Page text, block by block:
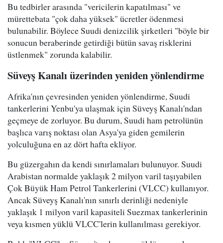
Bu tedbirler arasında "vericilerin kapatılması" ve
mürettebata "çok daha yüksek" ücretler ödenmesi
bulunabilir. Böylece Suudi denizcilik şirketleri "böyle bir
sonucun beraberinde getirdiği bütün savaş risklerini
üstlenmek" zorunda kalabilir.
Süveyş Kanalı üzerinden yeniden yönlendirme
Afrika'nın çevresinden yeniden yönlendirme, Suudi
tankerlerini Yenbu'ya ulaşmak için Süveyş Kanalı'ndan
geçmeye de zorluyor. Bu durum, Suudi ham petrolünün
başlıca varış noktası olan Asya'ya giden gemilerin
yolculuğuna en az dört hafta ekliyor.
Bu güzergahın da kendi sınırlamaları bulunuyor. Suudi
Arabistan normalde yaklaşık 2 milyon varil taşıyabilen
Çok Büyük Ham Petrol Tankerlerini (VLCC) kullanıyor.
Ancak Süveyş Kanalı'nın sınırlı derinliği nedeniyle
yaklaşık 1 milyon varil kapasiteli Suezmax tankerlerinin
veya kısmen yüklü VLCC'lerin kullanılması gerekiyor.